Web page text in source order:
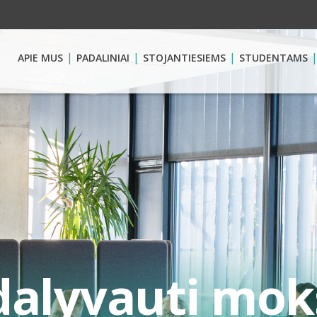
APIE MUS PADALINIAI STOJANTIESIEMS STUDENTAMS